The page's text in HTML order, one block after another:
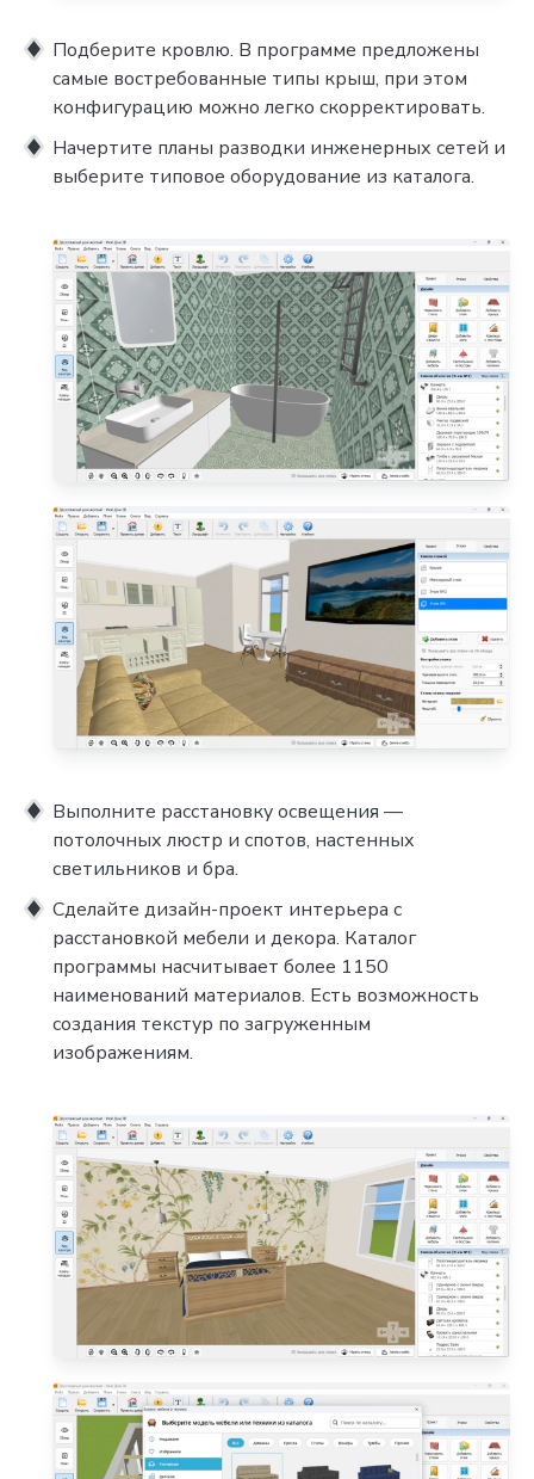
Подберите кровлю. В программе предложены
самые востребованные типы крыш, при этом
конфигурацию можно легко скорректировать.
Начертите планы разводки инженерных сетей и
выберите типовое оборудование из каталога.
Выполните расстановку освещения —
потолочных люстр и спотов, настенных
светильников и бра.
Сделайте дизайн-проект интерьера с
расстановкой мебели и декора. Каталог
программы насчитывает более 1150
наименований материалов. Есть возможность
создания текстур по загруженным
изображениям.